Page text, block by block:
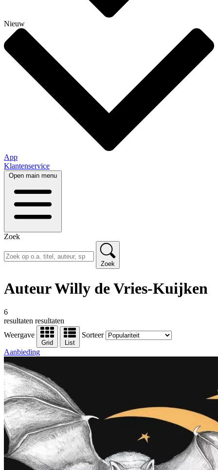
Nieuw
App
Klantenservice
Open main menu
Zoek
Zoek
Auteur Willy de Vries-Kuijken
6
resultaten resultaten
Weergave
Grid List
Sorteer
Aanbieding